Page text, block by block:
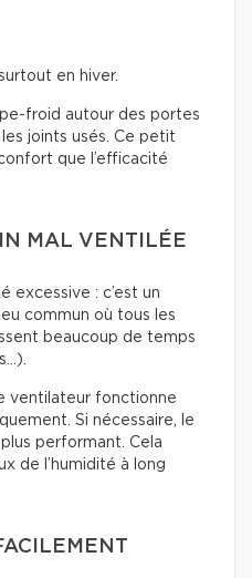
en hiver.
froid autour des portes
joints usés. Ce petit
que l’efficacité
MAL VENTILÉE
excessive : c’est un
commun où tous les
beaucoup de temps
ventilateur fonctionne
Si nécessaire, le
performant. Cela
de l’humidité à long